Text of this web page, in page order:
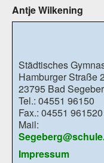
Antje Wilkening
Städtisches
Hamburger Straße
23795 Bad
Tel.: 04551 96150
Fax.: 04551 961520
Mail:
Impressum